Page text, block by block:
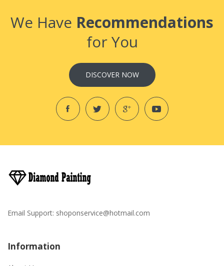
We Have Recommendations
for You
DISCOVER NOW
Email Support: shoponservice@hotmail.com
Information